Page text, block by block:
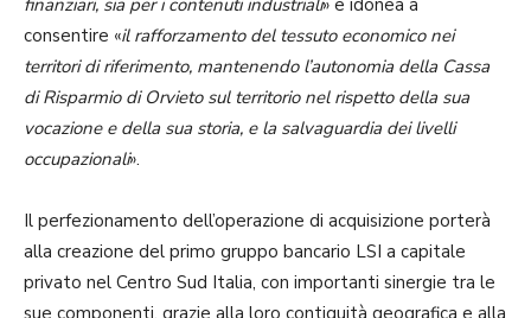
finanziari, sia per i contenuti industriali» e idonea a
consentire «il rafforzamento del tessuto economico nei
territori di riferimento, mantenendo l’autonomia della Cassa
di Risparmio di Orvieto sul territorio nel rispetto della sua
vocazione e della sua storia, e la salvaguardia dei livelli
occupazionali».
Il perfezionamento dell’operazione di acquisizione porterà
alla creazione del primo gruppo bancario LSI a capitale
privato nel Centro Sud Italia, con importanti sinergie tra le
sue componenti, grazie alla loro contiguità geografica e alla